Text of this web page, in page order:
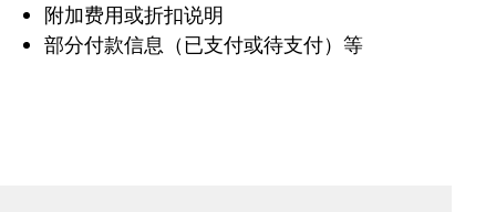
附加费用或折扣说明
部分付款信息（已支付或待支付）等